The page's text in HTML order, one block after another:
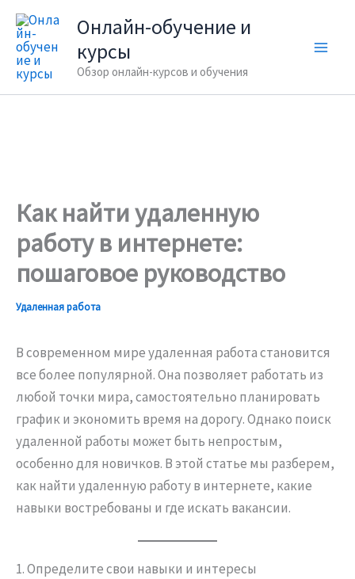
Перейти
содержимому
Онлайн-обучение и
курсы
Обзор онлайн-курсов и обучения
Как найти удаленную
работу в интернете:
пошаговое руководство
Удаленная работа
В современном мире удаленная работа становится
все более популярной. Она позволяет работать из
любой точки мира, самостоятельно планировать
график и экономить время на дорогу. Однако поиск
удаленной работы может быть непростым,
особенно для новичков. В этой статье мы разберем,
как найти удаленную работу в интернете, какие
навыки востребованы и где искать вакансии.
1. Определите свои навыки и интересы